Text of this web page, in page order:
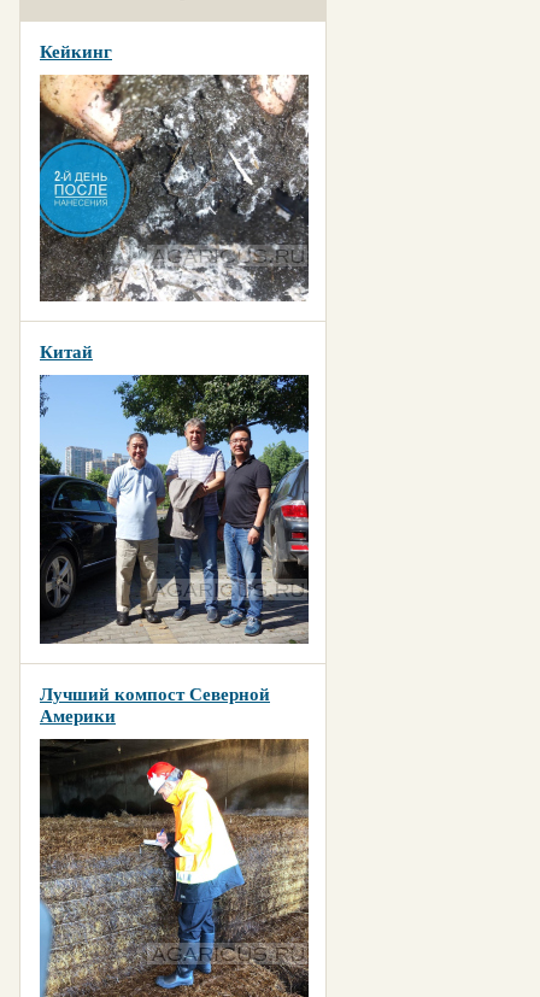
Кейкинг
Китай
Лучший компост Северной
Америки